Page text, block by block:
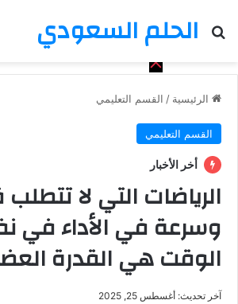
الحلم السعودي
بحث عن
الرئيسية / القسم التعليمي
القسم التعليمي
أخر الأخبار
الرياضات التي لا
وسرعة في الأداء في
الوقت هي القدرة
آخر تحديث: أغسطس 25, 2025